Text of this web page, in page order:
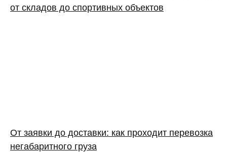
от складов до спортивных объектов
От заявки до доставки: как проходит перевозка
негабаритного груза